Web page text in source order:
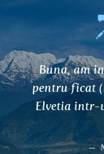
Buna, am
pentru ficat
Elvetia intr-